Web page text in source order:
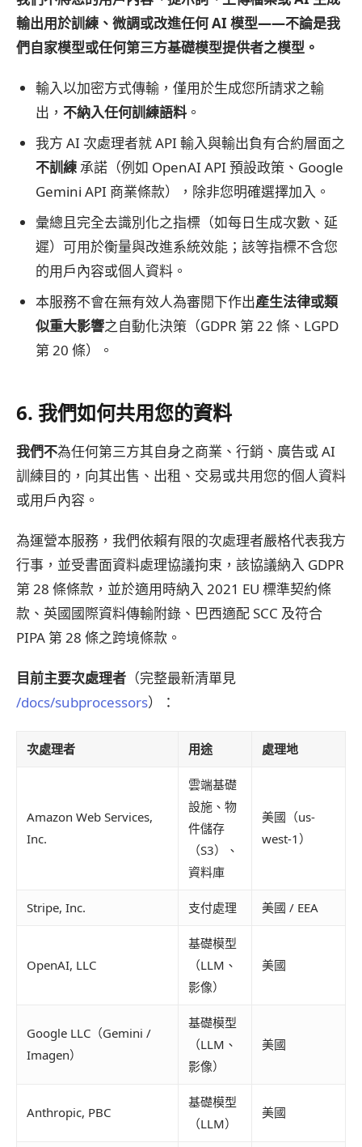
輸出用於訓練、微調或改進任何 AI 模型——不論是我
們自家模型或任何第三方基礎模型提供者之模型。
輸入以加密方式傳輸，僅用於生成您所請求之輸
出， 不納入任何訓練語料 。
我方 AI 次處理者就 API 輸入與輸出負有合約層面之
不訓練 承諾（例如 OpenAI API 預設政策、Google
Gemini API 商業條款），除非您明確選擇加入。
彙總且完全去識別化之指標（如每日生成次數、延
遲）可用於衡量與改進系統效能；該等指標不含您
的用戶內容或個人資料。
本服務不會在無有效人為審閱下作出產生法律或類
似重大影響之自動化決策（GDPR 第 22 條、LGPD
第 20 條）。
6. 我們如何共用您的資料
我們不為任何第三方其自身之商業、行銷、廣告或 AI
訓練目的，向其出售、出租、交易或共用您的個人資料
或用戶內容。
為運營本服務，我們依賴有限的次處理者嚴格代表我方
行事，並受書面資料處理協議拘束，該協議納入 GDPR
第 28 條條款，並於適用時納入 2021 EU 標準契約條
款、英國國際資料傳輸附錄、巴西適配 SCC 及符合
PIPA 第 28 條之跨境條款。
目前主要次處理者 （完整最新清單見
/docs/subprocessors）：
次處理者 用途 處理地
Amazon Web Services,
Inc.
雲端基礎
設施、物
件儲存
（S3）、
資料庫
美國（us-
west-1）
Stripe, Inc. 支付處理 美國 / EEA
OpenAI, LLC
基礎模型
（LLM、
影像）
美國
Google LLC（Gemini /
Imagen）
基礎模型
（LLM、
影像）
美國
Anthropic, PBC
基礎模型
（LLM）
美國